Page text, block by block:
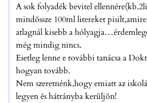
A sok folyadék bevitel
mindössze 100ml litereket
atlagnál kisebb a
még mindig nincs.
Esetleg lenne e további tanácsa a
hogyan tovább.
Nem szeretnénk,hogy emiatt az
legyen és hátrányba kerüljön!